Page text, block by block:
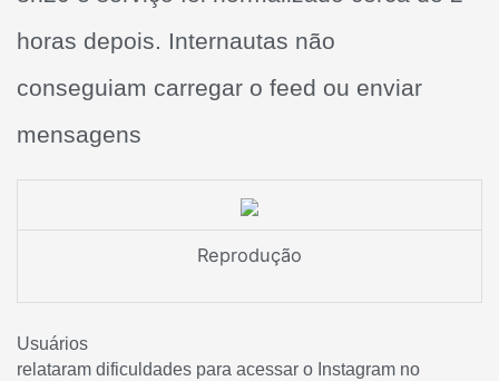
horas depois. Internautas não
conseguiam carregar o feed ou enviar
mensagens
Reprodução
Usuários
relataram dificuldades para acessar o Instagram no